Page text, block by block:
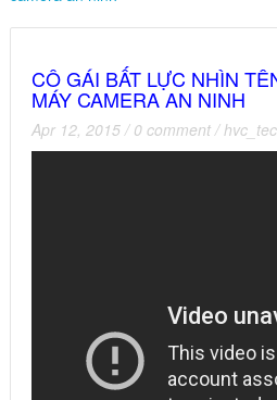
CÔ GÁI BẤT LỰC NHÌN
MÁY CAMERA AN NINH
Apr 12, 2015 / 0 comment /